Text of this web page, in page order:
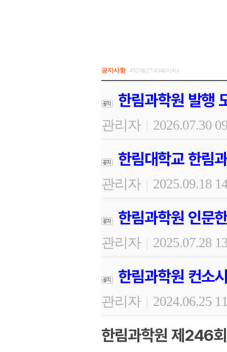
공지사항 452개(27/45페이지)
한림과학원 발행
관리자 | 2026.07.30
한림대학교 한림
관리자 | 2025.09.18
한림과학원 인문
관리자 | 2025.07.28
한림과학원 컨소
관리자 | 2024.06.25
한림과학원 제246